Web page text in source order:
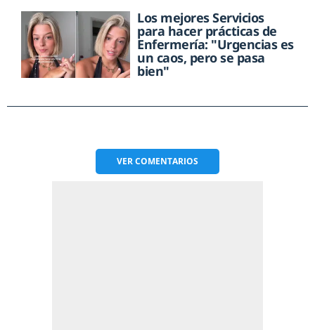
Los mejores Servicios
para hacer prácticas de
Enfermería: "Urgencias es
un caos, pero se pasa
bien"
VERCOMENTARIOS